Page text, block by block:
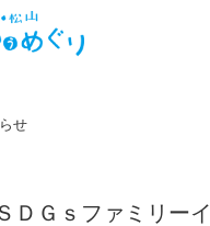
せ
ＤＧｓファミリー